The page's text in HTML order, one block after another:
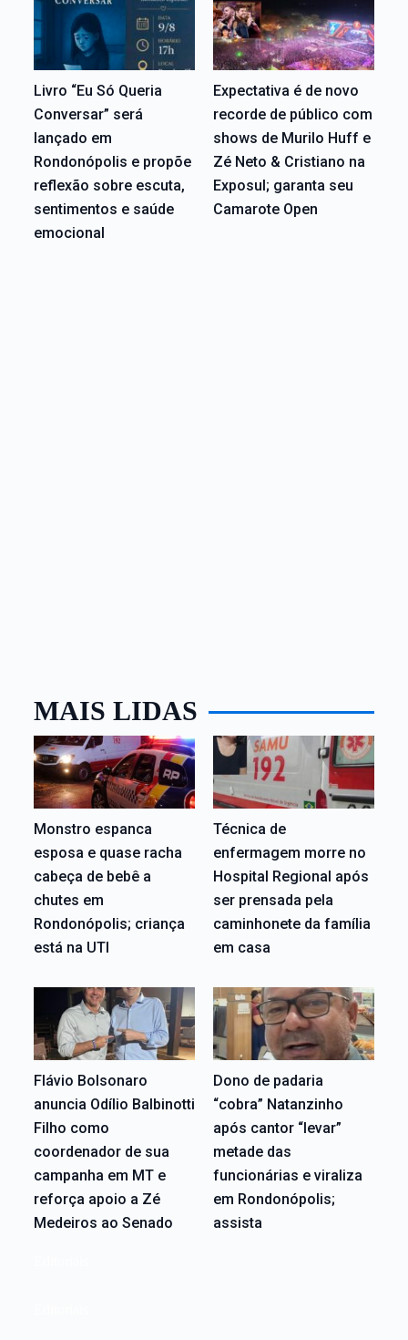
Livro “Eu Só Queria
Conversar” será
lançado em
Rondonópolis e propõe
reflexão sobre escuta,
sentimentos e saúde
emocional
Expectativa é de novo
recorde de público com
shows de Murilo Huff e
Zé Neto & Cristiano na
Exposul; garanta seu
Camarote Open
MAIS LIDAS
Monstro espanca
esposa e quase racha
cabeça de bebê a
chutes em
Rondonópolis; criança
está na UTI
Técnica de
enfermagem morre no
Hospital Regional após
ser prensada pela
caminhonete da família
em casa
Flávio Bolsonaro
anuncia Odílio Balbinotti
Filho como
coordenador de sua
campanha em MT e
reforça apoio a Zé
Medeiros ao Senado
Dono de padaria
“cobra” Natanzinho
após cantor “levar”
metade das
funcionárias e viraliza
em Rondonópolis;
assista